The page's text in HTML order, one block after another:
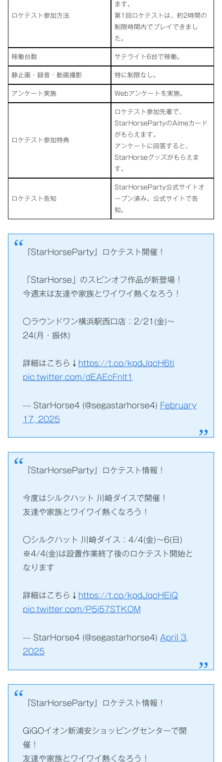
ロケテスト参加方法
ます。
第1回ロケテストは、約2時間の
制限時間内でプレイできまし
た。
稼働台数 サテライト6台で稼働。
静止画・録音・動画撮影 特に制限なし。
アンケート実施 Webアンケートを実施。
ロケテスト参加特典
ロケテスト参加先着で、
StarHorsePartyのAimeカード
がもらえます。
アンケートに回答すると、
StarHorseグッズがもらえま
す。
ロケテスト告知
StarHorseParty公式サイトオ
ープン済み。公式サイトで告
知。
『StarHorseParty』ロケテスト開催！
「StarHorse」のスピンオフ作品が新登場！
今週末は友達や家族とワイワイ熱くなろう！
〇ラウンドワン横浜駅西口店：2/21(金)～
24(月・振休)
詳細はこちら↓ https://t.co/kpdJqcH6ti
pic.twitter.com/dEAEcFnIt1
— StarHorse4 (@segastarhorse4) February
17, 2025
『StarHorseParty』ロケテスト情報！
今度はシルクハット 川崎ダイスで開催！
友達や家族とワイワイ熱くなろう！
〇シルクハット 川崎ダイス：4/4(金)～6(日)
※4/4(金)は設置作業終了後のロケテスト開始と
なります
詳細はこちら↓ https://t.co/kpdJqcHEiQ
pic.twitter.com/P5i57STKOM
— StarHorse4 (@segastarhorse4) April 3,
2025
『StarHorseParty』ロケテスト情報！
GiGOイオン新浦安ショッピングセンターで開
催！
友達や家族とワイワイ熱くなろう！